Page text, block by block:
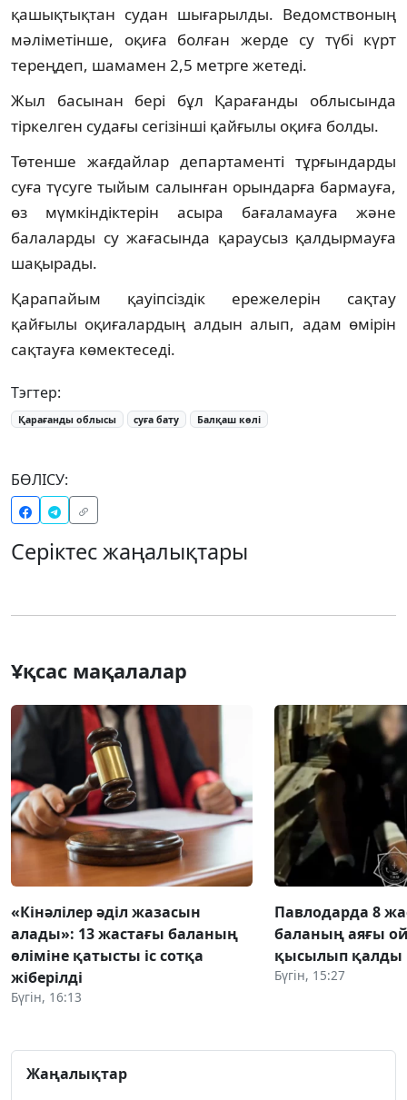
қашықтықтан судан шығарылды. Ведомствоның
мәліметінше, оқиға болған жерде су түбі күрт
тереңдеп, шамамен 2,5 метрге жетеді.
Жыл басынан бері бұл Қарағанды облысында
тіркелген судағы сегізінші қайғылы оқиға болды.
Төтенше жағдайлар департаменті тұрғындарды
суға түсуге тыйым салынған орындарға бармауға,
өз мүмкіндіктерін асыра бағаламауға және
балаларды су жағасында қараусыз қалдырмауға
шақырады.
Қарапайым қауіпсіздік ережелерін сақтау
қайғылы оқиғалардың алдын алып, адам өмірін
сақтауға көмектеседі.
Тэгтер:
Қарағанды облысы суға бату Балқаш көлі
БӨЛІСУ:
Серіктес жаңалықтары
Ұқсас мақалалар
«Кінәлілер әділ жазасын
алады»: 13 жастағы баланың
өліміне қатысты іс сотқа
жіберілді
Бүгін, 16:13
Павлодарда 8
баланың аяғы
қысылып қалды
Бүгін, 15:27
Жаңалықтар